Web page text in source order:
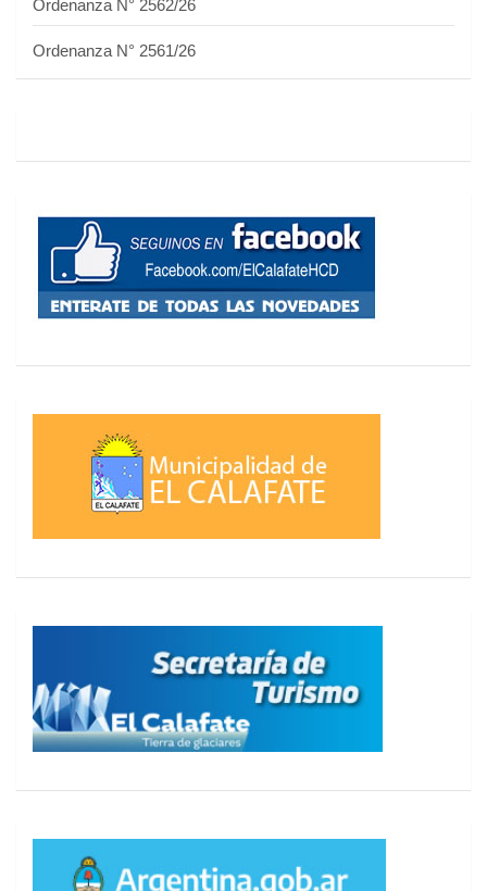
Ordenanza N° 2562/26
Ordenanza N° 2561/26